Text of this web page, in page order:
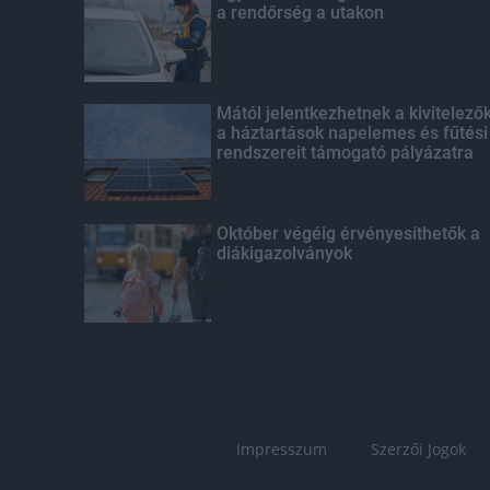
a rendőrség a utakon
Mától jelentkezhetnek a
a háztartások napelemes és fűtési
rendszereit támogató pályázatra
Október végéig érvényesíthetők a
diákigazolványok
Impresszum Szerzői Jogok